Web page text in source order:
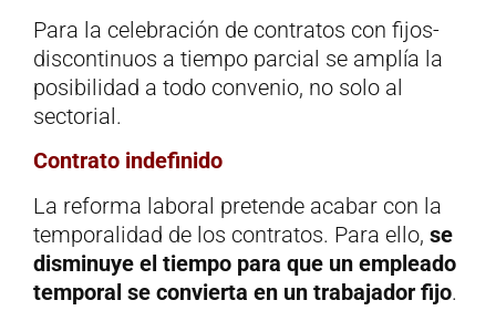
Para la celebración de contratos con fijos-
discontinuos a tiempo parcial se amplía la
posibilidad a todo convenio, no solo al
sectorial.
Contrato indefinido
La reforma laboral pretende acabar con la
temporalidad de los contratos. Para ello, se
disminuye el tiempo para que un empleado
temporal se convierta en un trabajador fijo.